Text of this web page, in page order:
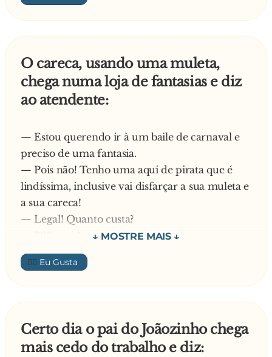
— Sim — respondeu a mulher completamente
apavorada.
— Ufa que alívio, aquele carioca esteve no meu
emprestado e disse que passava aqui hoje à
tarde sem falta para me pagar. Achei que fosse
me sacanear.
sem conseguir disfarçar a piedade.
sempre às 8, mas o senhor pode chegar às 10.
Tudo bem?
— É que, o senhor sabe como é... Repartição
pública... O pessoal sempre fica coçando duas
horas antes de começar a trabalhar!
O careca, usando uma muleta,
chega numa loja de fantasias e diz
ao atendente:
— Estou querendo ir à um baile de carnaval e
preciso de uma fantasia.
— Pois não! Tenho uma aqui de pirata que é
lindíssima, inclusive vai disfarçar a sua muleta e
a sua careca!
— Legal! Quanto custa?
— Caramba! Não tem uma mais baratinha?
— O senhor pode ir fantasiado de monge. Esse
hábito franciscano lhe cairá perfeitamente.
— Quanto custa?
— Caramba! Não tem uma mais baratinha?
— Que tal essa fantasia de surfista? Um
👍🏼
Certo dia o pai do Joãozinho chega
mais cedo do trabalho e diz: